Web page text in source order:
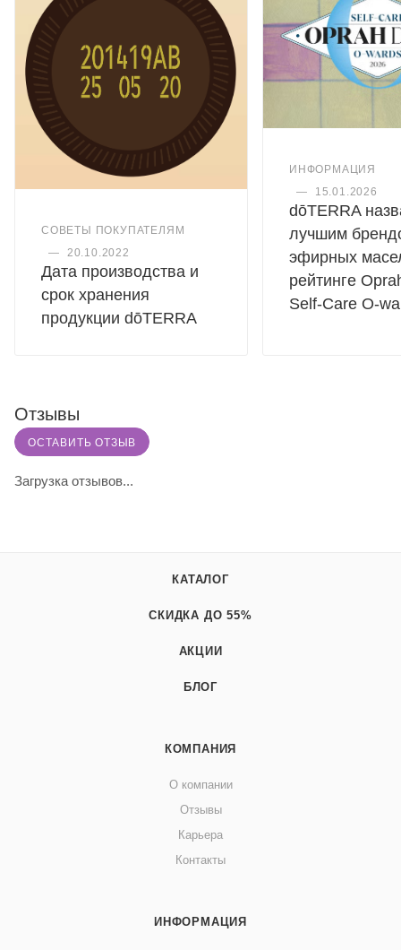
СОВЕТЫ ПОКУПАТЕЛЯМ
—
20.10.2022
Дата производства и
срок хранения
продукции dōTERRA
ИНФОРМАЦИЯ
—
15.01.2026
dōTERRA
лучшим
эфирных
рейтинге
Self-Care O-
Отзывы
ОСТАВИТЬ ОТЗЫВ
Загрузка отзывов...
КАТАЛОГ
СКИДКА ДО 55%
АКЦИИ
БЛОГ
КОМПАНИЯ
О компании
Отзывы
Карьера
Контакты
ИНФОРМАЦИЯ